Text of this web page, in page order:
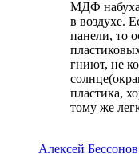
МДФ
в воздухе.
панели, то
гниют, не
пластика,
тому же
Алексей Бессонов